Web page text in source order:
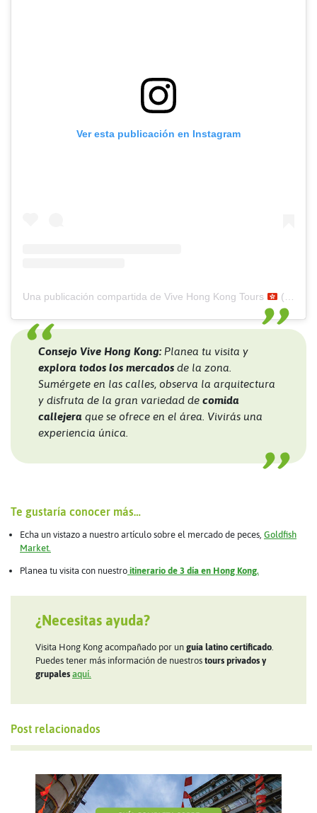
Ver esta publicación en Instagram
Una publicación compartida de Vive Hong Kong Tours (@vivehongkong)
Consejo Vive Hong Kong: Planea tu visita y
explora todos los mercados de la zona.
Sumérgete en las calles, observa la arquitectura
y disfruta de la gran variedad de comida
callejera que se ofrece en el área. Vivirás una
experiencia única.
Te gustaría conocer más…
Echa un vistazo a nuestro artículo sobre el mercado de peces, Goldfish
Market.
Planea tu visita con nuestro itinerario de 3 día en Hong Kong.
¿Necesitas ayuda?
Visita Hong Kong acompañado por un guía latino certificado.
Puedes tener más información de nuestros tours privados y
grupales aquí.
Post relacionados